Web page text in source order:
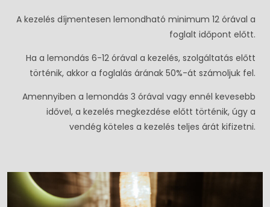
A kezelés díjmentesen lemondható minimum 12 órával a
foglalt időpont előtt.
Ha a lemondás 6-12 órával a kezelés, szolgáltatás előtt
történik, akkor a foglalás árának 50%-át számoljuk fel.
Amennyiben a lemondás 3 órával vagy ennél kevesebb
idővel, a kezelés megkezdése előtt történik, úgy a
vendég köteles a kezelés teljes árát kifizetni.